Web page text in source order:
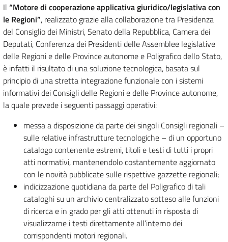
Il “Motore di cooperazione applicativa giuridico/legislativa con
le Regioni”, realizzato grazie alla collaborazione tra Presidenza
del Consiglio dei Ministri, Senato della Repubblica, Camera dei
Deputati, Conferenza dei Presidenti delle Assemblee legislative
delle Regioni e delle Province autonome e Poligrafico dello Stato,
è infatti il risultato di una soluzione tecnologica, basata sul
principio di una stretta integrazione funzionale con i sistemi
informativi dei Consigli delle Regioni e delle Province autonome,
la quale prevede i seguenti passaggi operativi:
messa a disposizione da parte dei singoli Consigli regionali –
sulle relative infrastrutture tecnologiche – di un opportuno
catalogo contenente estremi, titoli e testi di tutti i propri
atti normativi, mantenendolo costantemente aggiornato
con le novità pubblicate sulle rispettive gazzette regionali;
indicizzazione quotidiana da parte del Poligrafico di tali
cataloghi su un archivio centralizzato sotteso alle funzioni
di ricerca e in grado per gli atti ottenuti in risposta di
visualizzarne i testi direttamente all’interno dei
corrispondenti motori regionali.